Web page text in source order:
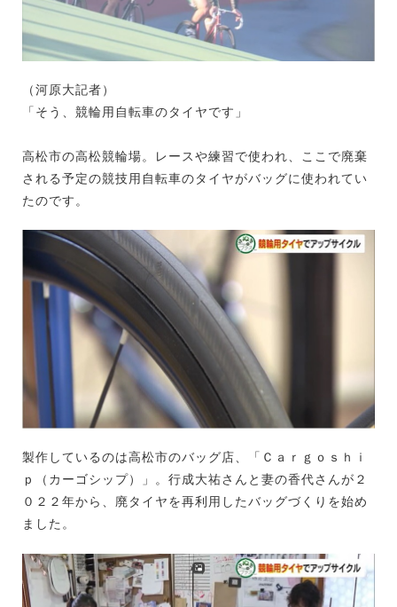
（河原大記者）
「そう、競輪用自転車のタイヤです」
高松市の高松競輪場。レースや練習で使われ、ここで廃棄
される予定の競技用自転車のタイヤがバッグに使われてい
たのです。
製作しているのは高松市のバッグ店、「Ｃａｒｇｏｓｈｉ
ｐ（カーゴシップ）」。行成大祐さんと妻の香代さんが２
０２２年から、廃タイヤを再利用したバッグづくりを始め
ました。